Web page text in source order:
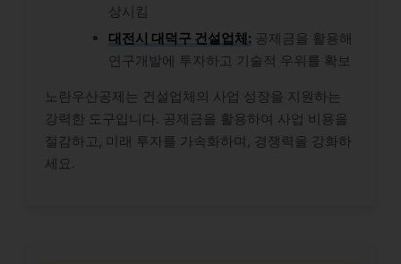
상시킴
대전시 대덕구 건설업체: 공제금을 활용해
연구개발에 투자하고 기술적 우위를 확보
노란우산공제는 건설업체의 사업 성장을 지원하는
강력한 도구입니다. 공제금을 활용하여 사업 비용을
절감하고, 미래 투자를 가속화하며, 경쟁력을 강화하
세요.